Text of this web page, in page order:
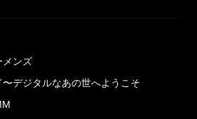
メンズ
〜デジタルなあの世へようこそ